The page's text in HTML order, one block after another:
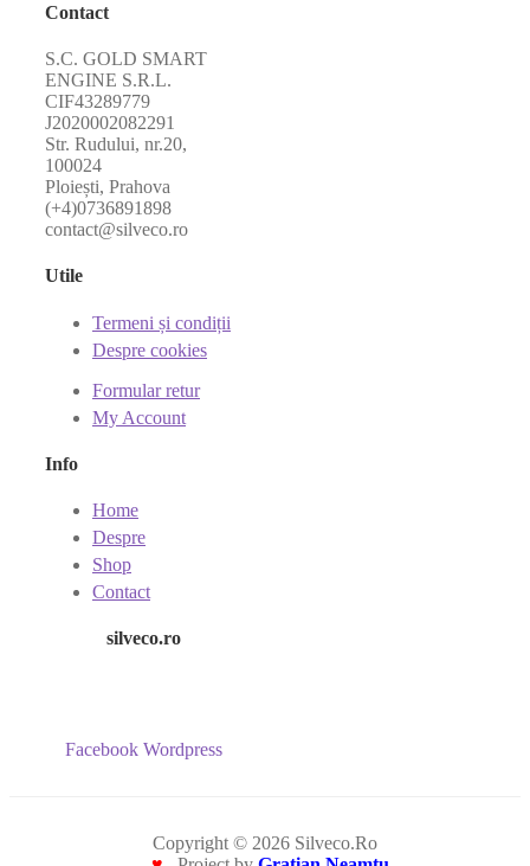
Contact
S.C. GOLD SMART
ENGINE S.R.L.
CIF43289779
J2020002082291
Str. Rudului, nr.20,
100024
Ploiești, Prahova
(+4)0736891898
contact@silveco.ro
Utile
Termeni și condiții
Despre cookies
Formular retur
My Account
Info
Home
Despre
Shop
Contact
silveco.ro
Facebook Wordpress
Copyright © 2026 Silveco.Ro